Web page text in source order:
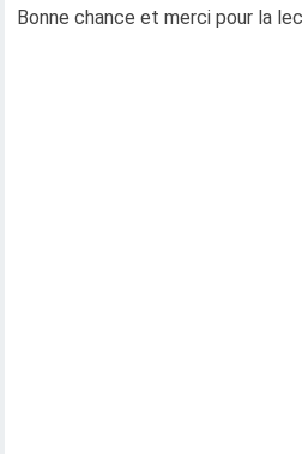
Bonne chance et merci pour la